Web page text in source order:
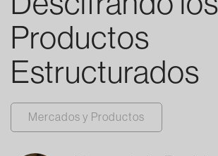
Productos
Estructurados
Mercados y Productos